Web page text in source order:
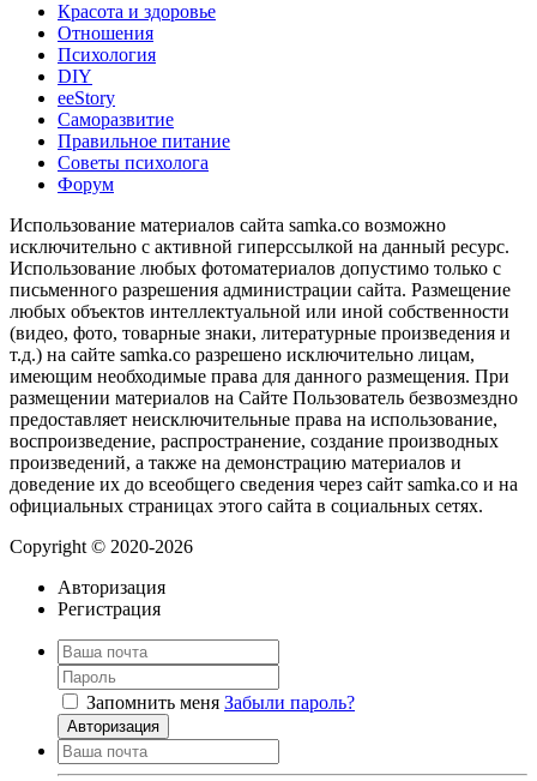
Красота и здоровье
Отношения
Психология
DIY
ееStory
Саморазвитие
Правильное питание
Советы психолога
Форум
Использование материалов сайта samka.co возможно
исключительно с активной гиперссылкой на данный ресурс.
Использование любых фотоматериалов допустимо только с
письменного разрешения администрации сайта. Размещение
любых объектов интеллектуальной или иной собственности
(видео, фото, товарные знаки, литературные произведения и
т.д.) на сайте samka.co разрешено исключительно лицам,
имеющим необходимые права для данного размещения. При
размещении материалов на Сайте Пользователь безвозмездно
предоставляет неисключительные права на использование,
воспроизведение, распространение, создание производных
произведений, а также на демонстрацию материалов и
доведение их до всеобщего сведения через сайт samka.co и на
официальных страницах этого сайта в социальных сетях.
Copyright © 2020-2026
Авторизация
Регистрация
Запомнить меня Забыли пароль?
Авторизация